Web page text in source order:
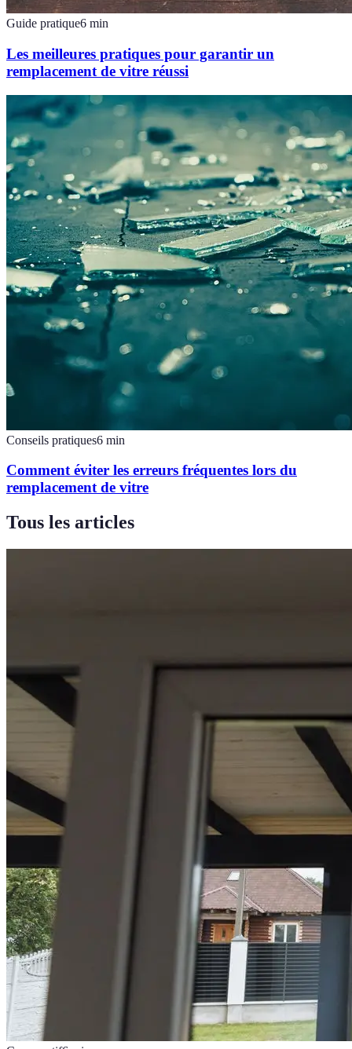
Guide pratique6 min
Les meilleures pratiques pour garantir un
remplacement de vitre réussi
Conseils pratiques6 min
Comment éviter les erreurs fréquentes lors du
remplacement de vitre
Tous les articles